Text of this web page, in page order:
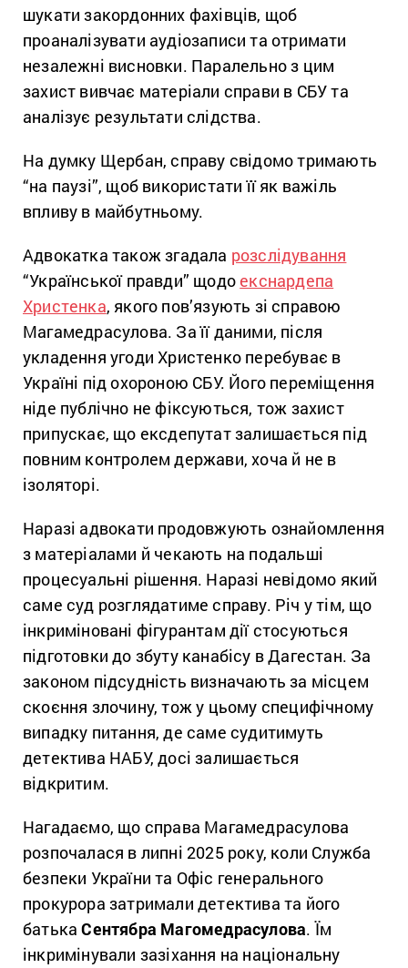
шукати закордонних фахівців, щоб
проаналізувати аудіозаписи та отримати
незалежні висновки. Паралельно з цим
захист вивчає матеріали справи в СБУ та
аналізує результати слідства.
На думку Щербан, справу свідомо тримають
“на паузі”, щоб використати її як важіль
впливу в майбутньому.
Адвокатка також згадала розслідування
“Української правди” щодо екснардепа
Христенка, якого пов’язують зі справою
Магамедрасулова. За її даними, після
укладення угоди Христенко перебуває в
Україні під охороною СБУ. Його переміщення
ніде публічно не фіксуються, тож захист
припускає, що ексдепутат залишається під
повним контролем держави, хоча й не в
ізоляторі.
Наразі адвокати продовжують ознайомлення
з матеріалами й чекають на подальші
процесуальні рішення. Наразі невідомо який
саме суд розглядатиме справу. Річ у тім, що
інкриміновані фігурантам дії стосуються
підготовки до збуту канабісу в Дагестан. За
законом підсудність визначають за місцем
скоєння злочину, тож у цьому специфічному
випадку питання, де саме судитимуть
детектива НАБУ, досі залишається
відкритим.
Нагадаємо, що справа Магамедрасулова
розпочалася в липні 2025 року, коли Служба
безпеки України та Офіс генерального
прокурора затримали детектива та його
батькаСентябра Магомедрасулова. Їм
інкримінували зазіхання на національну